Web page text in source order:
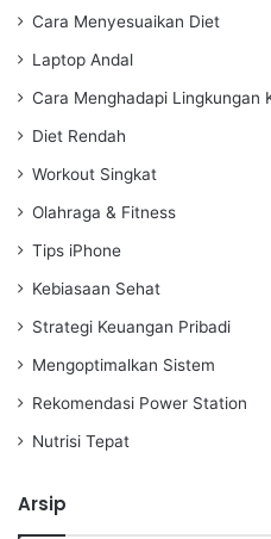
Cara Menyesuaikan Diet
Laptop Andal
Cara Menghadapi Lingkungan
Diet Rendah
Workout Singkat
Olahraga & Fitness
Tips iPhone
Kebiasaan Sehat
Strategi Keuangan Pribadi
Mengoptimalkan Sistem
Rekomendasi Power Station
Nutrisi Tepat
Arsip